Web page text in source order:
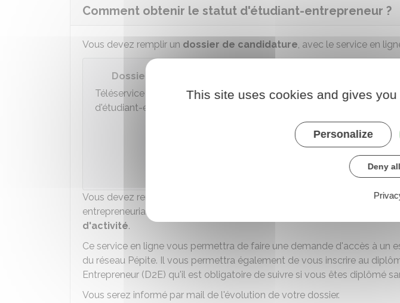
Comment obtenir le statut d'étudiant-entrepreneur ?
Vous devez remplir un dossier de candidature, avec le service en
Dossier de candidature au statut national étudiant-
Téléservice de candidature pour un étudiant ou un jeune diplômé au
d'étudiant-entrepreneur
Accéder au service en ligne
Vous devez remplir ce dossier en ligne en indiquant des éléments sur
entrepreneurial. Vous devez notamment préciser s'il s'agit d'une
d'activité.
Ce service en ligne vous permettra de faire une demande d'accès à un
du réseau Pépite. Il vous permettra également de vous inscrire au
Entrepreneur (D2E) qu'il est obligatoire de suivre si vous êtes diplômé
Vous serez informé par mail de l'évolution de votre dossier.
This site uses cookies and gives
Personalize
Deny